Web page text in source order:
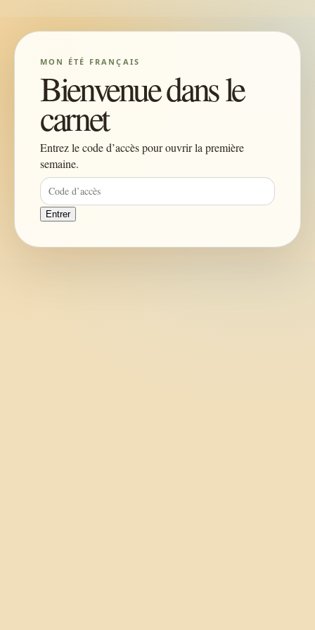
MON ÉTÉ FRANÇAIS
Bienvenue dans le
carnet
Entrez le code d’accès pour ouvrir la première
semaine.
Entrer